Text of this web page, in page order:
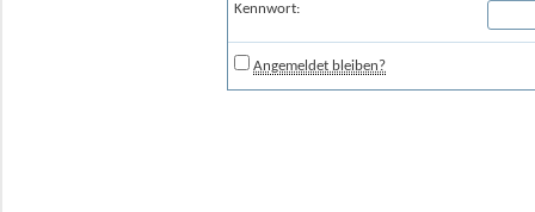
Kennwort:
Angemeldet bleiben?